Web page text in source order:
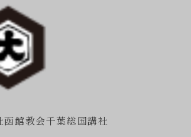
函館教会千葉総国講社